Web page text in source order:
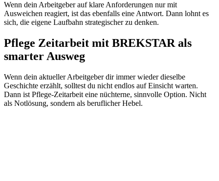
Wenn dein Arbeitgeber auf klare Anforderungen nur mit
Ausweichen reagiert, ist das ebenfalls eine Antwort. Dann lohnt es
sich, die eigene Laufbahn strategischer zu denken.
Pflege Zeitarbeit mit BREKSTAR als
smarter Ausweg
Wenn dein aktueller Arbeitgeber dir immer wieder dieselbe
Geschichte erzählt, solltest du nicht endlos auf Einsicht warten.
Dann ist Pflege-Zeitarbeit eine nüchterne, sinnvolle Option. Nicht
als Notlösung, sondern als beruflicher Hebel.